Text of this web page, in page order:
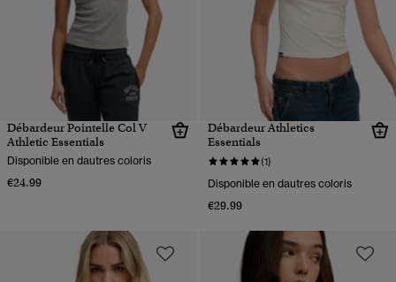
Débardeur Pointelle Col V
Athletic Essentials
Disponible en dautres coloris
€24.99
Débardeur Athletics
Essentials
(1)
Disponible en dautres coloris
€29.99